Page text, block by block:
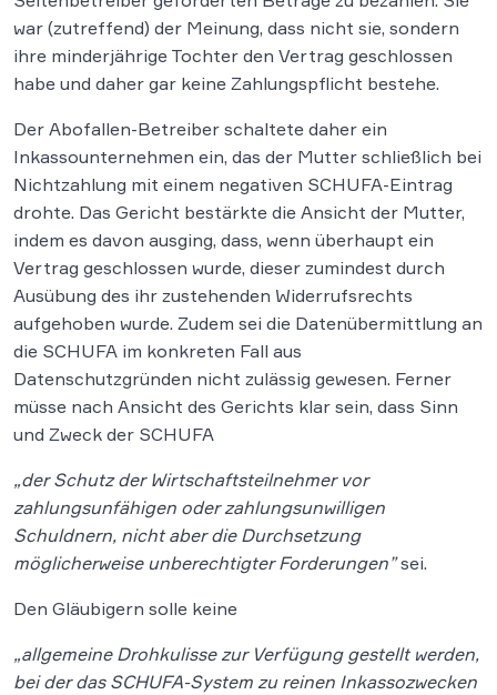
war (zutreffend) der Meinung, dass nicht sie, sondern
ihre minderjährige Tochter den Vertrag geschlossen
habe und daher gar keine Zahlungspflicht bestehe.
Der Abofallen-Betreiber schaltete daher ein
Inkassounternehmen ein, das der Mutter schließlich bei
Nichtzahlung mit einem negativen SCHUFA-Eintrag
drohte. Das Gericht bestärkte die Ansicht der Mutter,
indem es davon ausging, dass, wenn überhaupt ein
Vertrag geschlossen wurde, dieser zumindest durch
Ausübung des ihr zustehenden Widerrufsrechts
aufgehoben wurde. Zudem sei die Datenübermittlung an
die SCHUFA im konkreten Fall aus
Datenschutzgründen nicht zulässig gewesen. Ferner
müsse nach Ansicht des Gerichts klar sein, dass Sinn
und Zweck der SCHUFA
„der Schutz der Wirtschaftsteilnehmer vor
zahlungsunfähigen oder zahlungsunwilligen
Schuldnern, nicht aber die Durchsetzung
möglicherweise unberechtigter Forderungen”sei.
Den Gläubigern solle keine
„allgemeine Drohkulisse zur Verfügung gestellt werden,
bei der das SCHUFA-System zu reinen Inkassozwecken